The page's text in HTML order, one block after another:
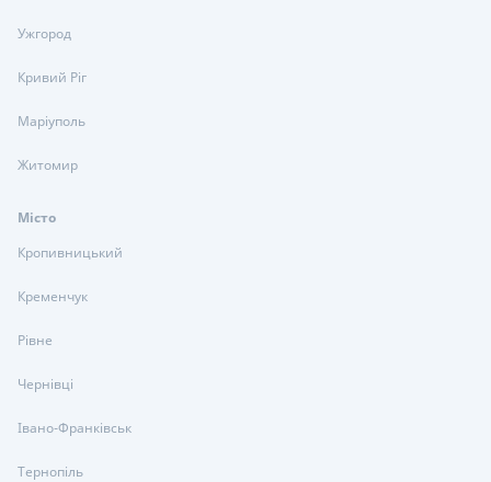
Ужгород
Кривий Ріг
Маріуполь
Житомир
Місто
Кропивницький
Кременчук
Рівне
Чернівці
Івано-Франківськ
Тернопіль